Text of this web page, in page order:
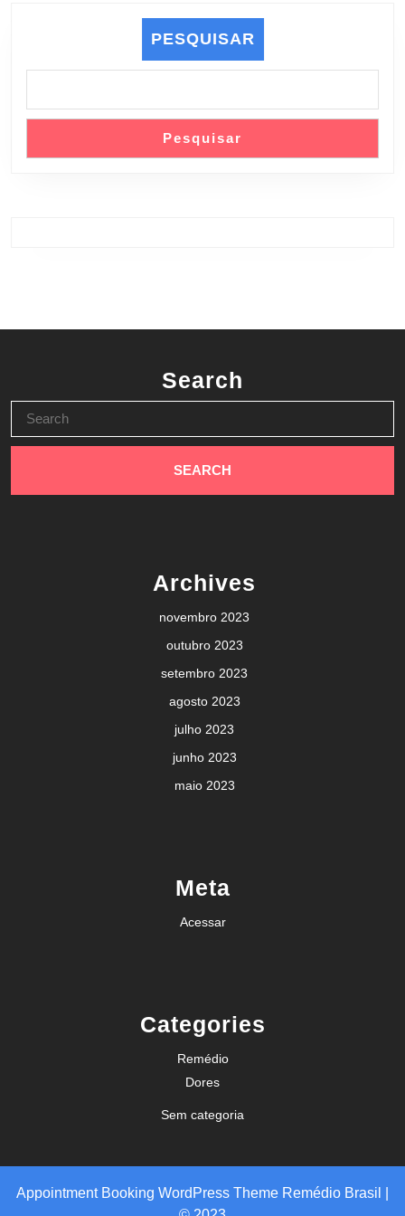
PESQUISAR
Pesquisar
Search
for:
Archives
novembro 2023
outubro 2023
setembro 2023
agosto 2023
julho 2023
junho 2023
maio 2023
Meta
Acessar
Categories
Remédio
Dores
Sem categoria
Appointment Booking WordPress Theme Remédio Brasil |